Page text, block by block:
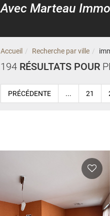
Avec Marteau
Accueil Recherche par ville
194 RÉSULTATS POUR
PRÉCÉDENTE ... 21